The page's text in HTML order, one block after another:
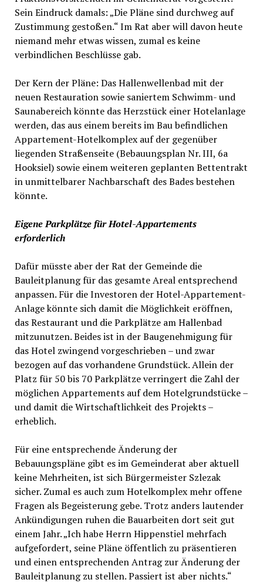
Sein Eindruck damals: „Die Pläne sind durchweg auf
Zustimmung gestoßen.“ Im Rat aber will davon heute
niemand mehr etwas wissen, zumal es keine
verbindlichen Beschlüsse gab.
Der Kern der Pläne: Das Hallenwellenbad mit der
neuen Restauration sowie saniertem Schwimm- und
Saunabereich könnte das Herzstück einer Hotelanlage
werden, das aus einem bereits im Bau befindlichen
Appartement-Hotelkomplex auf der gegenüber
liegenden Straßenseite (Bebauungsplan Nr. III, 6a
Hooksiel) sowie einem weiteren geplanten Bettentrakt
in unmittelbarer Nachbarschaft des Bades bestehen
könnte.
Eigene Parkplätze für Hotel-Appartements
erforderlich
Dafür müsste aber der Rat der Gemeinde die
Bauleitplanung für das gesamte Areal entsprechend
anpassen. Für die Investoren der Hotel-Appartement-
Anlage könnte sich damit die Möglichkeit eröffnen,
das Restaurant und die Parkplätze am Hallenbad
mitzunutzen. Beides ist in der Baugenehmigung für
das Hotel zwingend vorgeschrieben – und zwar
bezogen auf das vorhandene Grundstück. Allein der
Platz für 50 bis 70 Parkplätze verringert die Zahl der
möglichen Appartements auf dem Hotelgrundstücke –
und damit die Wirtschaftlichkeit des Projekts –
erheblich.
Für eine entsprechende Änderung der
Bebauungspläne gibt es im Gemeinderat aber aktuell
keine Mehrheiten, ist sich Bürgermeister Szlezak
sicher. Zumal es auch zum Hotelkomplex mehr offene
Fragen als Begeisterung gebe. Trotz anders lautender
Ankündigungen ruhen die Bauarbeiten dort seit gut
einem Jahr. „Ich habe Herrn Hippenstiel mehrfach
aufgefordert, seine Pläne öffentlich zu präsentieren
und einen entsprechenden Antrag zur Änderung der
Bauleitplanung zu stellen. Passiert ist aber nichts.“